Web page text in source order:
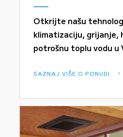
Otkrijte našu
klimatizaciju, grijanje,
potrošnu toplu vodu u
SAZNAJ VIŠE O PONUDI